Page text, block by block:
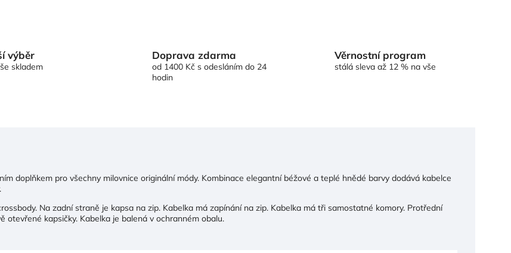
výběr
skladem
Doprava zdarma
od 1400 Kč s odesláním do 24
hodin
Věrnostní program
stálá sleva až 12 % na vše
doplňkem pro všechny milovnice originální módy. Kombinace elegantní béžové a teplé hnědé barvy dodává kabelce
Na zadní straně je kapsa na zip. Kabelka má zapínání na zip. Kabelka má tři samostatné komory. Protřední
otevřené kapsičky. Kabelka je balená v ochranném obalu.